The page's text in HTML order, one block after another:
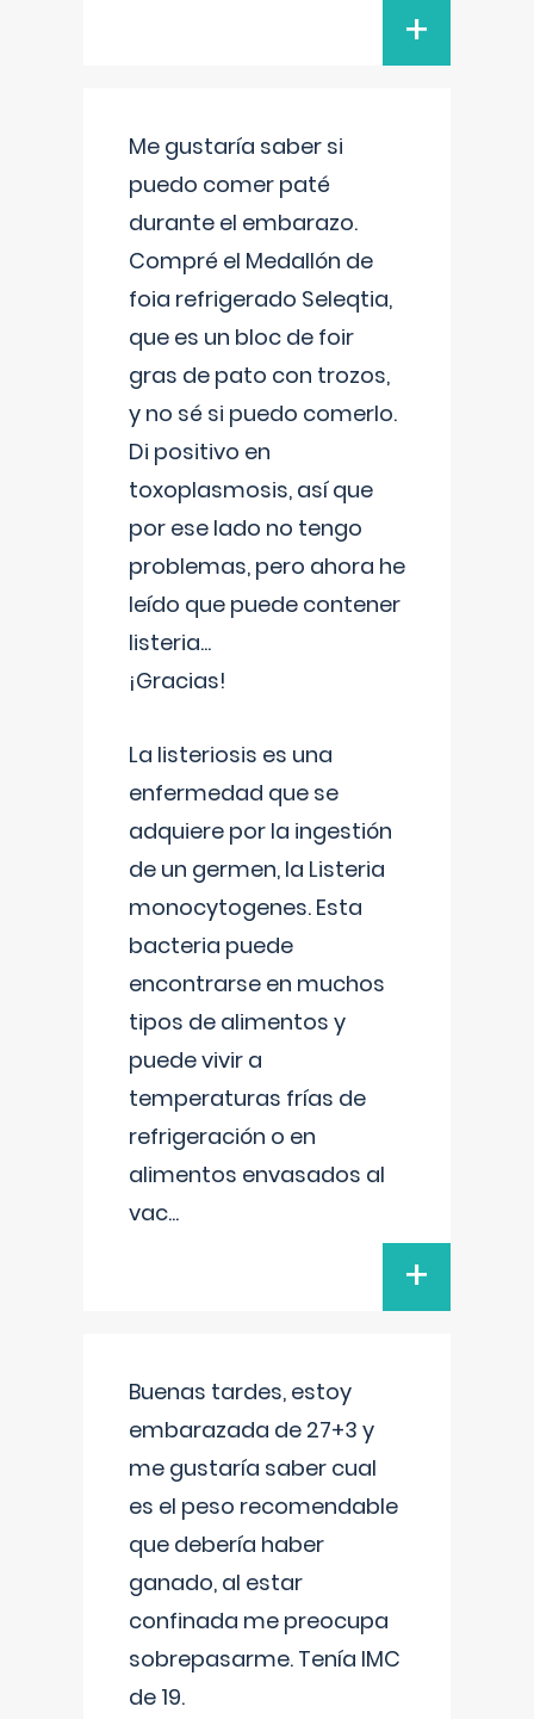
+
Me gustaría saber si
puedo comer paté
durante el embarazo.
Compré el Medallón de
foia refrigerado Seleqtia,
que es un bloc de foir
gras de pato con trozos,
y no sé si puedo comerlo.
Di positivo en
toxoplasmosis, así que
por ese lado no tengo
problemas, pero ahora he
leído que puede contener
listeria...
¡Gracias!
La listeriosis es una
enfermedad que se
adquiere por la ingestión
de un germen, la Listeria
monocytogenes. Esta
bacteria puede
encontrarse en muchos
tipos de alimentos y
puede vivir a
temperaturas frías de
refrigeración o en
alimentos envasados al
vac...
+
Buenas tardes, estoy
embarazada de 27+3 y
me gustaría saber cual
es el peso recomendable
que debería haber
ganado, al estar
confinada me preocupa
sobrepasarme. Tenía IMC
de 19.